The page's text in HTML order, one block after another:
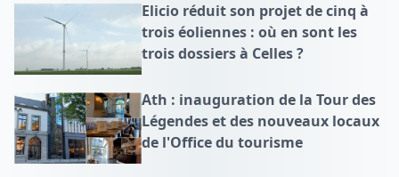
Elicio réduit son projet de cinq à
trois éoliennes : où en sont les
trois dossiers à Celles ?
Ath : inauguration de la Tour des
Légendes et des nouveaux locaux
de l'Office du tourisme